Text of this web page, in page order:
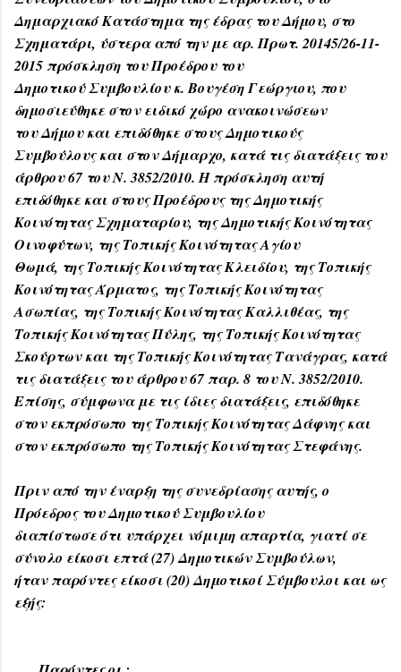
Δημαρχιακό Κατάστημα της έδρας του Δήμου, στο
Σχηματάρι, ύστερα από την με αρ. Πρωτ. 20145/26-11-
2015 πρόσκληση του Προέδρου του
Δημοτικού Συμβουλίου κ. Βουγέση Γεώργιου, που
δημοσιεύθηκε στον ειδικό χώρο ανακοινώσεων
του Δήμου και επιδόθηκε στους Δημοτικούς
Συμβούλους και στον Δήμαρχο, κατά τις διατάξεις του
άρθρου 67 του Ν. 3852/2010. Η πρόσκληση αυτή
επιδόθηκε και στους Προέδρους της Δημοτικής
Κοινότητας Σχηματαρίου, της Δημοτικής Κοινότητας
Οινοφύτων, της Τοπικής Κοινότητας Αγίου
Θωμά, της Τοπικής Κοινότητας Κλειδίου, της Τοπικής
Κοινότητας Άρματος, της Τοπικής Κοινότητας
Ασωπίας, της Τοπικής Κοινότητας Καλλιθέας, της
Τοπικής Κοινότητας Πύλης, της Τοπικής Κοινότητας
Σκούρτων και της Τοπικής Κοινότητας Τανάγρας, κατά
τις διατάξεις του άρθρου 67 παρ. 8 του Ν. 3852/2010.
Επίσης, σύμφωνα με τις ίδιες διατάξεις, επιδόθηκε
στον εκπρόσωπο της Τοπικής Κοινότητας Δάφνης και
στον εκπρόσωπο της Τοπικής Κοινότητας Στεφάνης.
Πριν από την έναρξη της συνεδρίασης αυτής, ο
Πρόεδρος του Δημοτικού Συμβουλίου
διαπίστωσε ότι υπάρχει νόμιμη απαρτία, γιατί σε
σύνολο είκοσι επτά (27) Δημοτικών Συμβούλων,
ήταν παρόντες είκοσι (20) Δημοτικοί Σύμβουλοι και ως
εξής: